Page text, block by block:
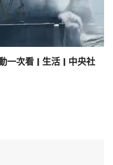
一次看 | 生活 | 中央社